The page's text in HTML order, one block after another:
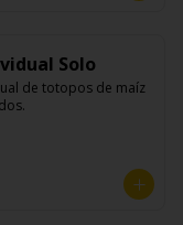
Solo
de totopos de maíz